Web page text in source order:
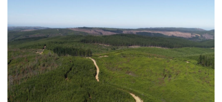
FACULTAD
ESTUDIANTES ACADÉMICAS/OS
FUNCIONARIAS/OS EGRESADAS/OS